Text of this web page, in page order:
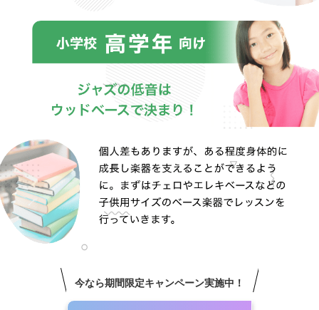
今なら期間限定キャンペーン実施中！